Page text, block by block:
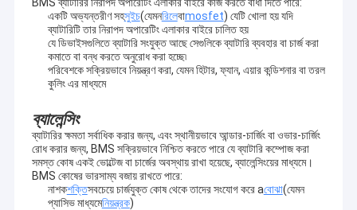
একটি অভ্যন্তরীণ সহসুইচ(যেমনরিলেবাmosfet) যেটি খোলা হয় যদি
ব্যাটারিটি তার নিরাপদ অপারেটিং এলাকার বাইরে চালিত হয়
যে ডিভাইসগুলিতে ব্যাটারি সংযুক্ত আছে সেগুলিকে ব্যাটারি ব্যবহার বা চার্জ করা
কমাতে বা বন্ধ করতে অনুরোধ করা হচ্ছে৷
পরিবেশকে সক্রিয়ভাবে নিয়ন্ত্রণ করা, যেমন হিটার, ফ্যান, এয়ার কন্ডিশনার বা তরল
কুলিং এর মাধ্যমে
ব্যালেন্সিং
ব্যাটারির ক্ষমতা সর্বাধিক করার জন্য, এবং স্থানীয়ভাবে আন্ডার-চার্জিং বা ওভার-চার্জিং
রোধ করার জন্য, BMS সক্রিয়ভাবে নিশ্চিত করতে পারে যে ব্যাটারি কম্পোজ করা
সমস্ত কোষ একই ভোল্টেজ বা চার্জের অবস্থায় রাখা হয়েছে, ব্যালেন্সিংয়ের মাধ্যমে।
BMS কোষের ভারসাম্য বজায় রাখতে পারে:
নাশকশক্তিসবচেয়ে চার্জযুক্ত কোষ থেকে তাদের সংযোগ করে aবোঝা(যেমন
প্যাসিভ মাধ্যমেনিয়ন্ত্রক)